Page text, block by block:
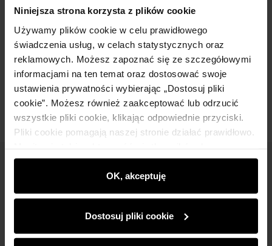
Niniejsza strona korzysta z plików cookie
Używamy plików cookie w celu prawidłowego
świadczenia usług, w celach statystycznych oraz
reklamowych. Możesz zapoznać się ze szczegółowymi
informacjami na ten temat oraz dostosować swoje
ustawienia prywatności wybierając „Dostosuj pliki
cookie”. Możesz również zaakceptować lub odrzucić
wszystkie pliki cookie, klikając odpowiednie przyciski.
Pliki cookie pomagają naszej stronie działać prawidłowo.
wyświetlać im dopasowane do ich preferencji treści,
rekomendacje oraz komunikaty reklamowe informujące o
najnowszych promocjach w e-sklepie. Informacje o tym,
partnerom społecznościowym, reklamowym i
analitycznym. Partnerzy mogą połączyć te informacje z
OK, akceptuję
Dostosuj pliki cookie
Szczegóły
Skład i wymiary
Opinie
Bądź na bieżąco z nowościami i promocjami!